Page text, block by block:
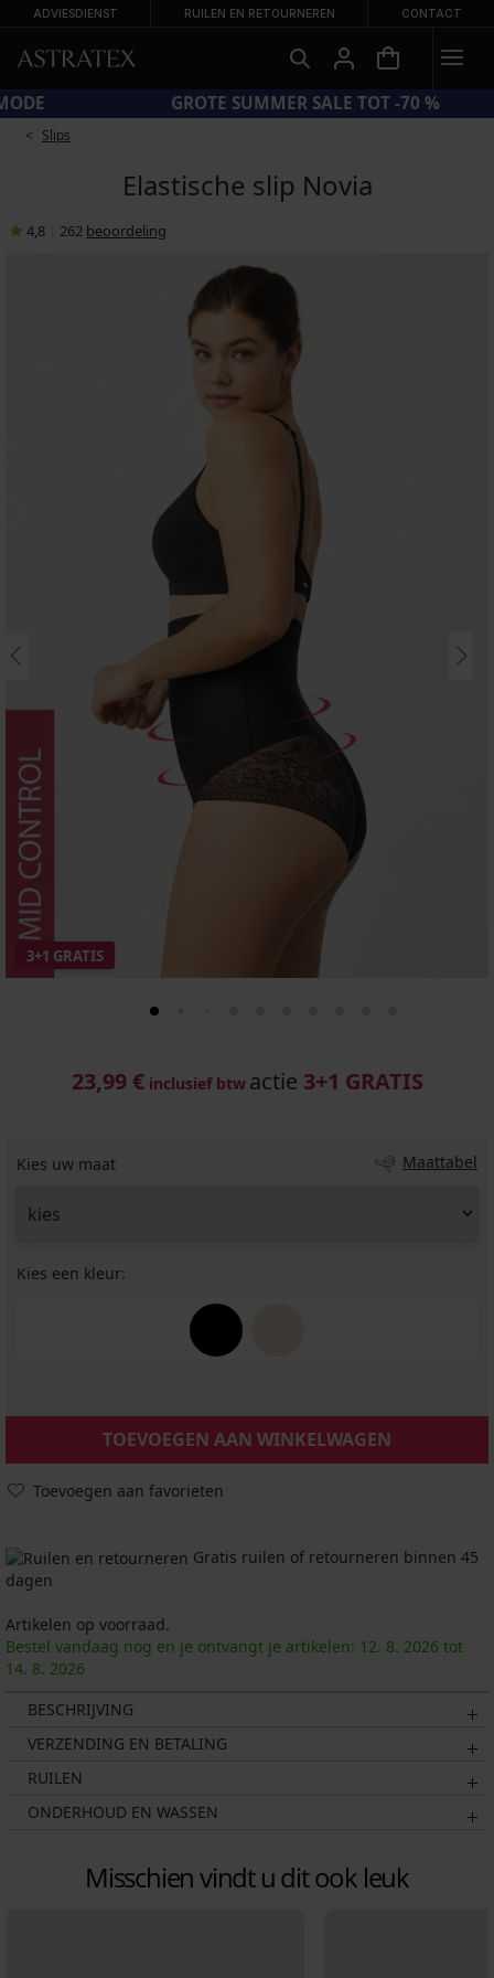
ADVIESDIENST RUILEN EN RETOURNEREN CONTACT
SUN20 = EXTRA −20% OP AFGEPRIJSDE BADMODE
Slips
Elastische slip Novia
4,8 262 beoordeling
3+1 GRATIS
23,99 € inclusief btw actie 3+1 GRATIS
Kies uw maat Maattabel
Kies een kleur:
TOEVOEGEN AAN WINKELWAGEN
Toevoegen aan favorieten
Gratis ruilen of retourneren binnen 45
dagen
Artikelen op voorraad.
Bestel vandaag nog en je ontvangt je artikelen: 12. 8. 2026 tot
14. 8. 2026
BESCHRIJVING
VERZENDING EN BETALING
RUILEN
ONDERHOUD EN WASSEN
Misschien vindt u dit ook leuk